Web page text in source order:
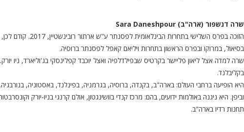
שרה דנשפור (ארה"ב)
הזוכה בפרס השלישי
בסיאול, במרוקו ובפרס הראשון בתחרות ויליאם קאפל לפסנתר ברוסיה.
שרה למדה אצל ליאון פליישר בקרטיס שבפילדלפיה ואצל יוכבד קפלינסקי בג'וליארד, ניו
בקליבלנד.
היא הופיעה ברחבי העולם: בארה"ב, בקנדה, ברוסיה, בגרמניה, בפינלנד, באסטוניה,
תחנות רדיו בארה"ב.